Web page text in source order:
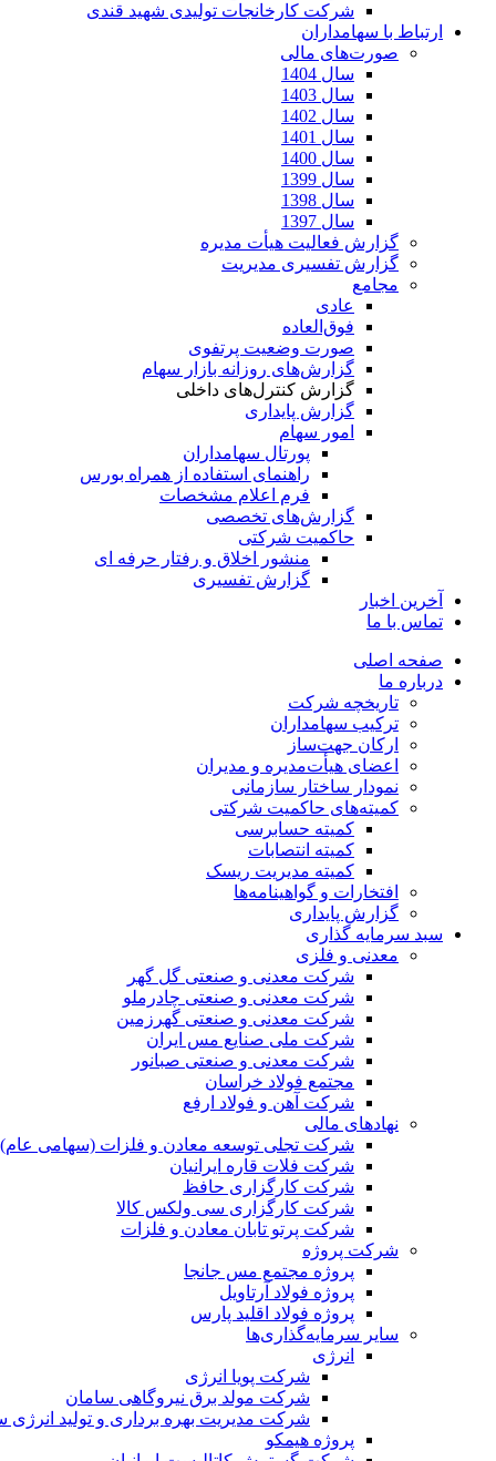
شرکت کارخانجات تولیدی شهید قندی
ارتباط با سهامداران
صورت‌های مالی
سال 1404
سال 1403
سال 1402
سال 1401
سال 1400
سال 1399
سال 1398
سال 1397
گزارش فعالیت هیأت مدیره
گزارش تفسیری مدیریت
مجامع
عادی
فوق‌العاده
صورت وضعیت پرتفوی
گزارش‌های روزانه بازار سهام
گزارش کنترل‌های داخلی
گزارش پایداری
امور سهام
پورتال سهامداران
راهنمای استفاده از همراه بورس
فرم اعلام مشخصات
گزارش‌های تخصصی
حاکمیت شرکتی
منشور اخلاق و رفتار حرفه­ ای
گزارش تفسیری
آخرین اخبار
تماس با ما
صفحه اصلی
درباره ما
تاریخچه شرکت
ترکیب سهامداران
ارکان جهت‌ساز
اعضای هیأت‌مدیره و مدیران
نمودار ساختار سازمانی
کمیته‌های حاکمیت شرکتی
کمیته حسابرسی
کمیته انتصابات
کمیته مدیریت ریسک
افتخارات و گواهینامه‌ها
گزارش پایداری
سبد سرمایه گذاری
معدنی و فلزی
شرکت معدنی و صنعتی گل گهر
شرکت معدنی و صنعتی چادرملو
شرکت معدنی و صنعتی گهرزمین
شرکت ملی صنایع مس ایران
شرکت معدنی و صنعتی صبانور
مجتمع فولاد خراسان
شرکت آهن و فولاد ارفع
نهادهای مالی
شرکت تجلی توسعه معادن و فلزات (سهامی عام)
شرکت فلات قاره ایرانیان
شرکت کارگزاری حافظ
شرکت کارگزاری سی ولکس کالا
شرکت پرتو تابان معادن و فلزات
شرکت پروژه
پروژه مجتمع مس جانجا
پروژه فولاد آرتاویل
پروژه فولاد اقلید پارس
سایر سرمایه‌گذاری‌ها
انرژی
شرکت پویا انرژی
شرکت مولد برق نیروگاهی سامان
شرکت مدیریت بهره برداری و تولید انرژی
پروژه هیمکو